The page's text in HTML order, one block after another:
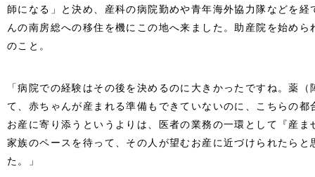
師になる」と決め、産科の病院勤めや青年海外協力隊などを
んの南房総への移住を機にこの地へ来ました。助産院を始め
のこと。
「病院での経験はその後を決めるのに大きかったですね。薬
て、赤ちゃんが産まれる準備もできていないのに、こちらの
お産に寄り添うというよりは、医者の業務の一環として『産
家族のペースを待って、その人が望むお産に近づけられたら
た。」